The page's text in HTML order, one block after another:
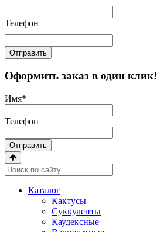
Телефон
Отправить
Оформить заказ в один клик!
Имя*
Телефон
Отправить
Каталог
Кактусы
Суккуленты
Каудексные